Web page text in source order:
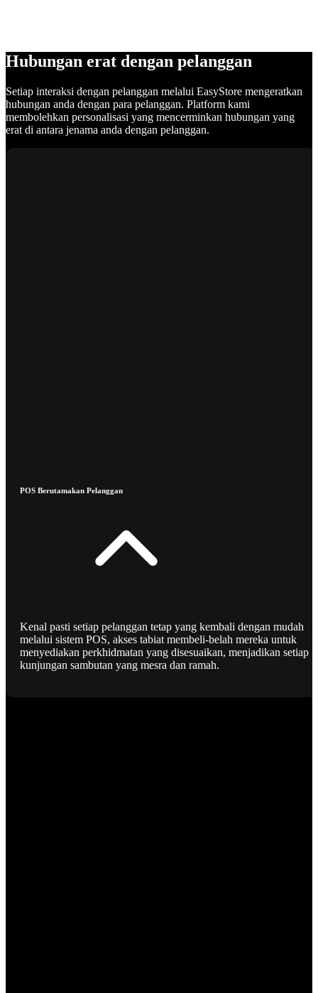
Hubungan erat dengan pelanggan
Setiap interaksi dengan pelanggan melalui EasyStore mengeratkan
hubungan anda dengan para pelanggan. Platform kami
membolehkan personalisasi yang mencerminkan hubungan yang
erat di antara jenama anda dengan pelanggan.
POS Berutamakan Pelanggan
Kenal pasti setiap pelanggan tetap yang kembali dengan mudah
melalui sistem POS, akses tabiat membeli-belah mereka untuk
menyediakan perkhidmatan yang disesuaikan, menjadikan setiap
kunjungan sambutan yang mesra dan ramah.